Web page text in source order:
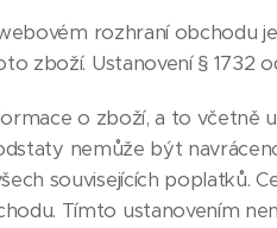
rozhraní obchodu
zboží. Ustanovení § 1732
o zboží, a to včetně
nemůže být
souvisejících poplatků.
Tímto ustanovením